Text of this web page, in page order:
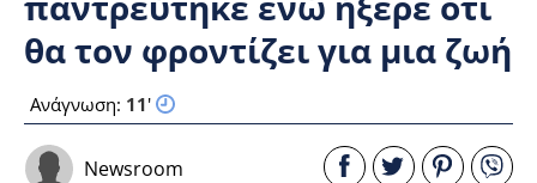
θα τον φροντίζει για μια ζωή
Ανάγνωση: 11'
Newsroom